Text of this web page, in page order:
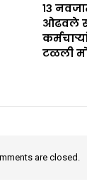
१३
ओढवले
टळली
are closed.